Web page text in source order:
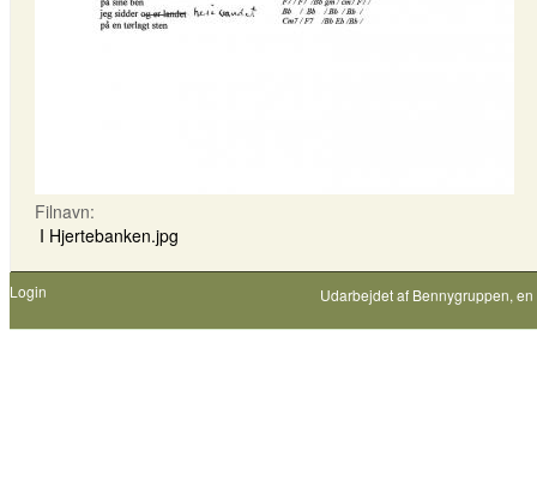
Filnavn:
I Hjertebanken.jpg
Login Udarbejdet af Bennygruppen,